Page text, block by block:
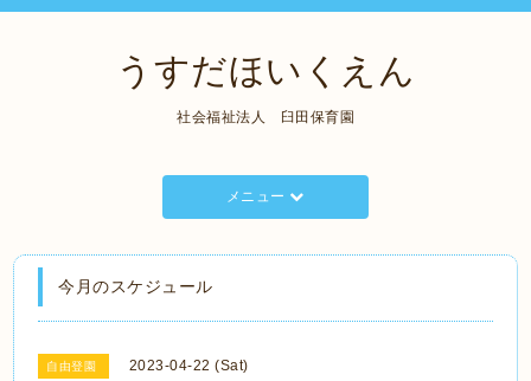
うすだほいくえん
社会福祉法人 臼田保育園
メニュー
今月のスケジュール
自由登園 2023-04-22 (Sat)